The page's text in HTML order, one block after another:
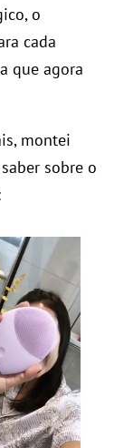
o
cada
que agora
montei
sobre o